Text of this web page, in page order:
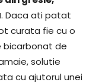
. Daca ati patat
curata fie cu o
bicarbonat de
solutie
cu ajutorul unei